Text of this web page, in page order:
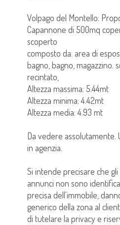
Volpago del Montello:
Capannone di 500mq
scoperto
composto da: area di
bagno, bagno, magazzino.
recintato,
Altezza massima: 5.44mt
Altezza minima: 4.42mt
Altezza media: 4.93 mt
Da vedere assolutamente.
in agenzia.
Si intende precisare che
annunci non sono
precisa dell'immobile,
generico della zona al
di tutelare la privacy e